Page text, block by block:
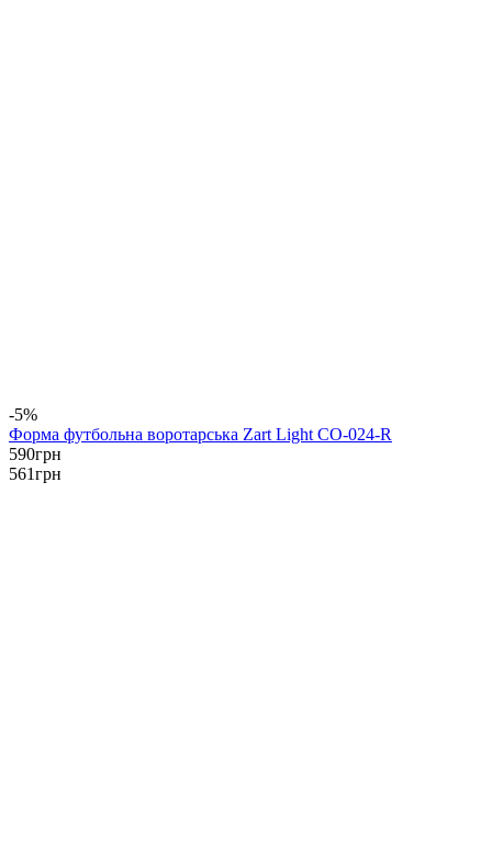
-5%
Форма футбольна воротарська Zart Light CO-024-R
590грн
561грн